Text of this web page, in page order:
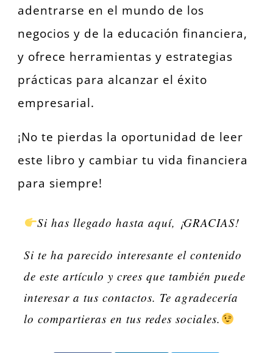
adentrarse en el mundo de los
negocios y de la educación financiera,
y ofrece herramientas y estrategias
prácticas para alcanzar el éxito
empresarial.
¡No te pierdas la oportunidad de leer
este libro y cambiar tu vida financiera
para siempre!
Si has llegado hasta aquí, ¡GRACIAS!
Si te ha parecido interesante el contenido
de este artículo y crees que también puede
interesar a tus contactos. Te agradecería
lo compartieras en tus redes sociales.